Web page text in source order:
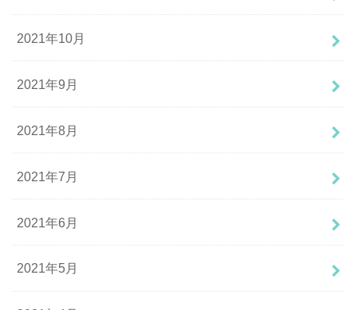
2021年10月
2021年9月
2021年8月
2021年7月
2021年6月
2021年5月